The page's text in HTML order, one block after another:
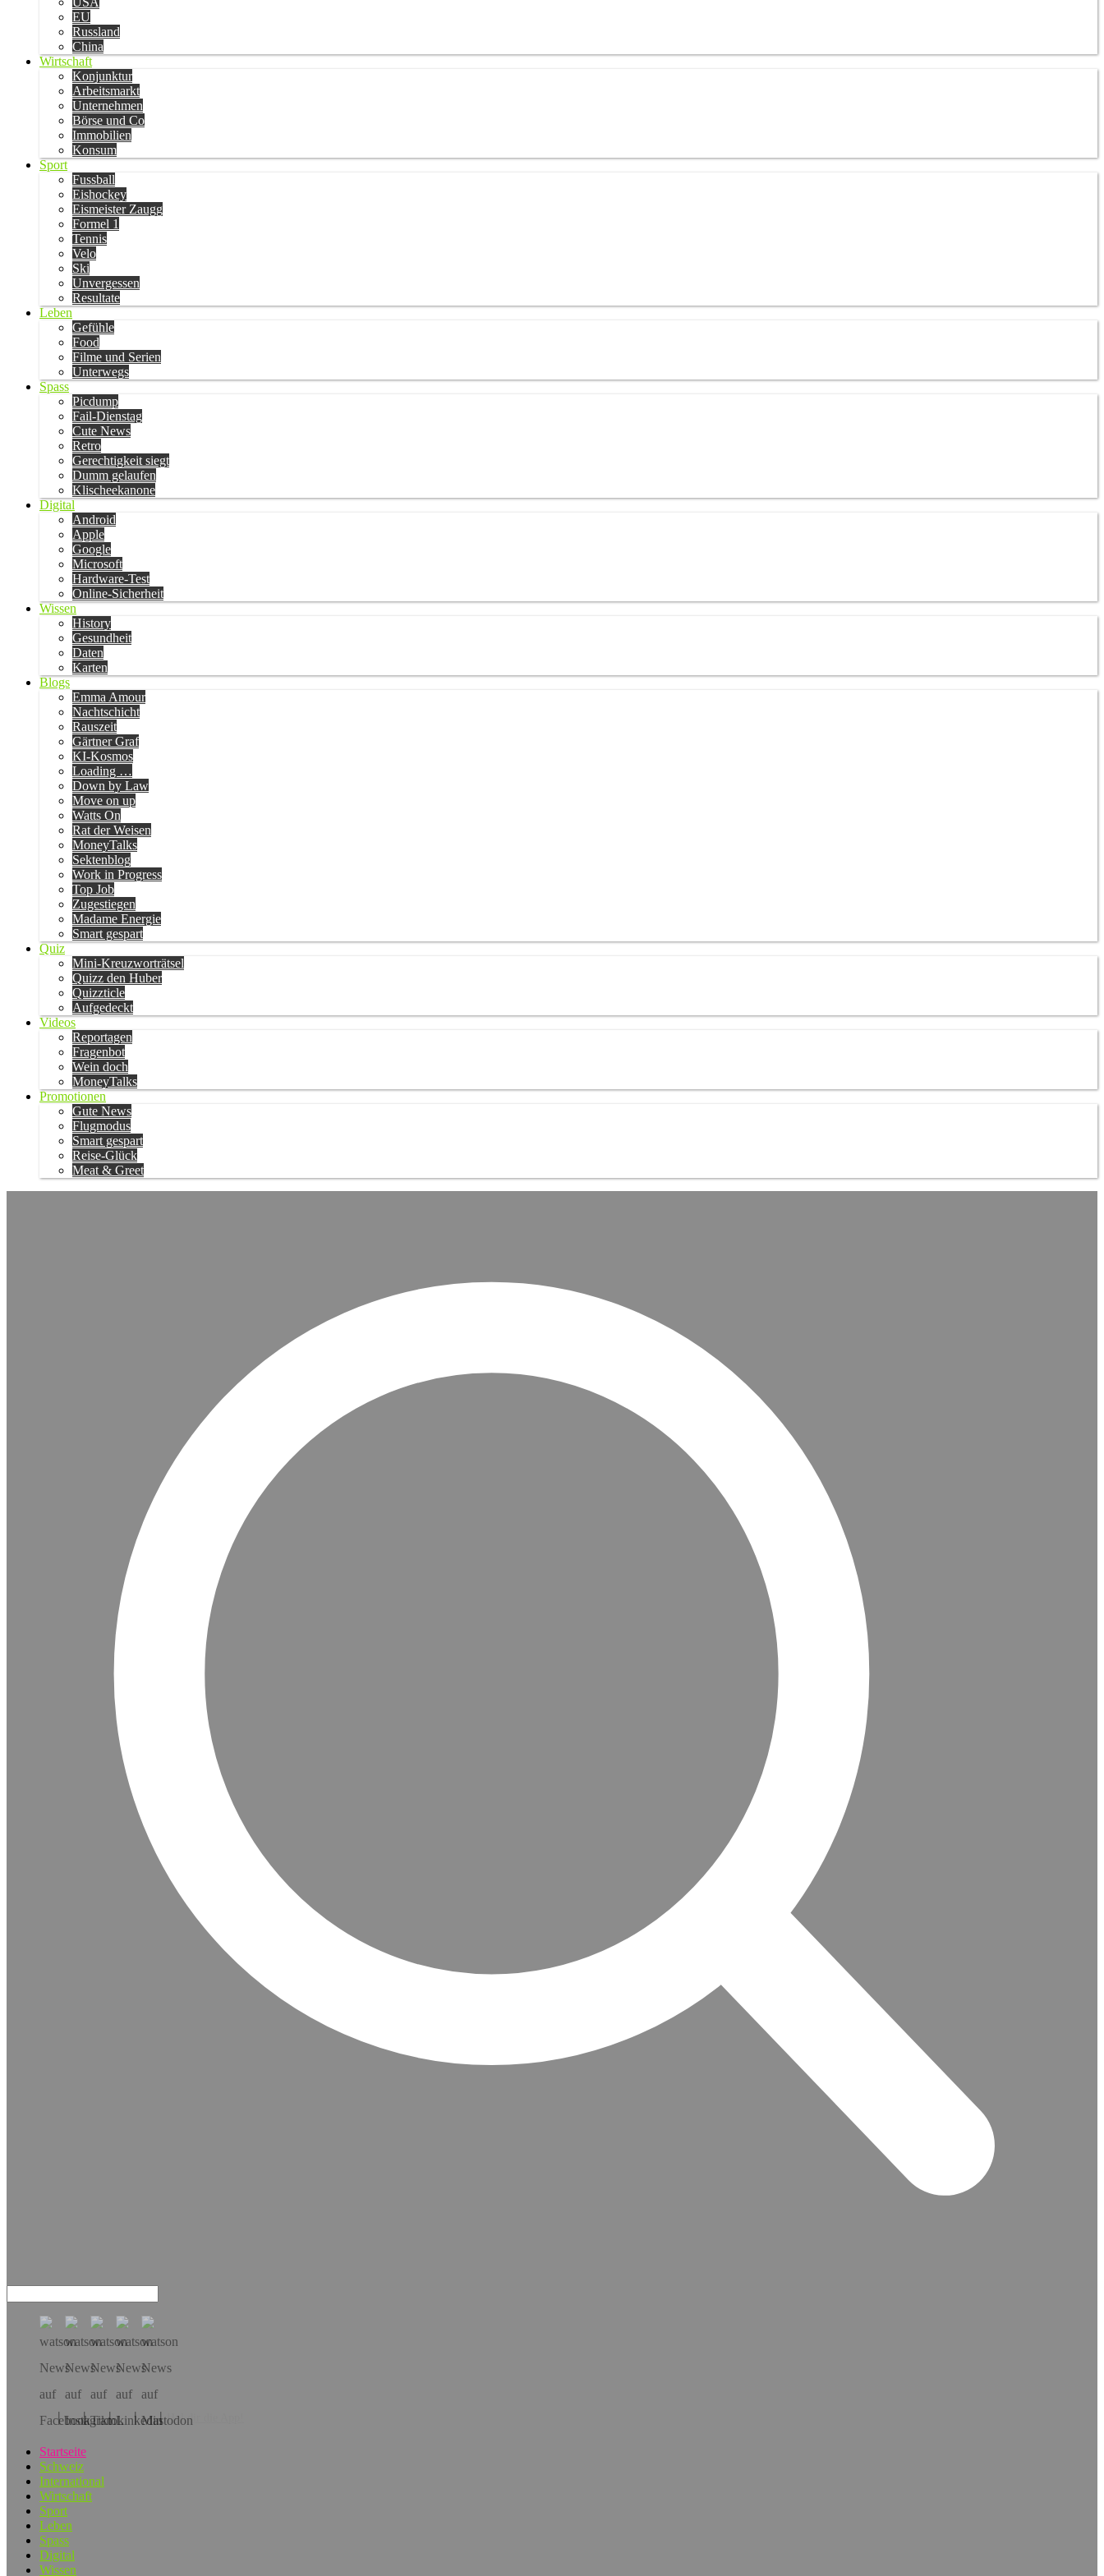
EU
Russland
China
Wirtschaft
Konjunktur
Arbeitsmarkt
Unternehmen
Börse und Co
Immobilien
Konsum
Sport
Fussball
Eishockey
Eismeister Zaugg
Formel 1
Tennis
Velo
Ski
Unvergessen
Resultate
Leben
Gefühle
Food
Filme und Serien
Unterwegs
Spass
Picdump
Fail-Dienstag
Cute News
Retro
Gerechtigkeit siegt
Dumm gelaufen
Klischeekanone
Digital
Android
Apple
Google
Microsoft
Hardware-Test
Online-Sicherheit
Wissen
History
Gesundheit
Daten
Karten
Blogs
Emma Amour
Nachtschicht
Rauszeit
Gärtner Graf
KI-Kosmos
Loading …
Down by Law
Move on up
Watts On
Rat der Weisen
MoneyTalks
Sektenblog
Work in Progress
Top Job
Zugestiegen
Madame Energie
Smart gespart
Quiz
Mini-Kreuzworträtsel
Quizz den Huber
Quizzticle
Aufgedeckt
Videos
Reportagen
Fragenbot
Wein doch
MoneyTalks
Promotionen
Gute News
Flugmodus
Smart gespart
Reise-Glück
Meat & Greet
Hol dir die App!
Startseite
Schweiz
International
Wirtschaft
Sport
Leben
Spass
Digital
Wissen